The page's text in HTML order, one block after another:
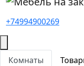
+74994900269